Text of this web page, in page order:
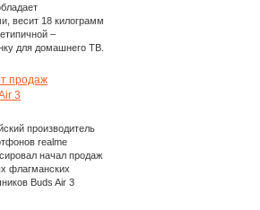
весит 18 килограмм
–
для домашнего ТВ.
продаж
3
производитель
realme
начал продаж
флагманских
Buds Air 3